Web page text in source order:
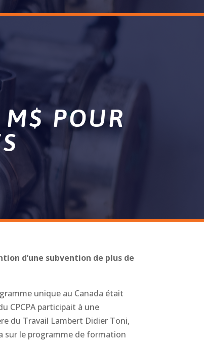
POUR
d’une subvention de plus de
unique au Canada était
CPCPA participait à une
du Travail Lambert Didier Toni,
sur le programme de formation